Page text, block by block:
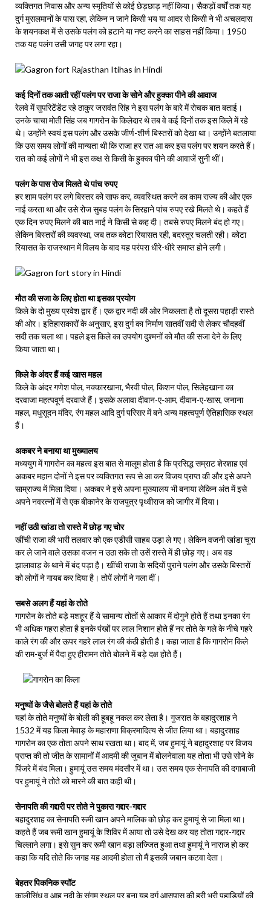
व्यक्तिगत निवास और अन्य स्मृतियों से कोई छेड़छाड़ नहीं किया। सैकड़ों वर्षों तक यह
दुर्ग मुसलमानों के पास रहा, लेकिन न जाने किसी भय या आदर से किसी ने भी अचलदास
के शयनकक्ष में से उसके पलंग को हटाने या नष्ट करने का साहस नहीं किया। 1950
तक यह पलंग उसी जगह पर लगा रहा।
कई दिनों तक आती रहीं पलंग पर राजा के सोने और हुक्का पीने की आवाज
रेलवे में सुपरिटेंडेंट रहे ठाकुर जसवंत सिंह ने इस पलंग के बारे में रोचक बात बताई।
उनके चाचा मोती सिंह जब गागरोन के किलेदार थे तब वे कई दिनों तक इस किले में रहे
थे। उन्होंने स्वयं इस पलंग और उसके जीर्ण-शीर्ण बिस्तरों को देखा था। उन्होंने बतलाया
कि उस समय लोगों की मान्यता थी कि राजा हर रात आ कर इस पलंग पर शयन करते हैं।
रात को कई लोगों ने भी इस कक्ष से किसी के हुक्का पीने की आवाजें सुनी थीं।
पलंग के पास रोज मिलते थे पांच रुपए
हर शाम पलंग पर लगे बिस्तर को साफ कर, व्यवस्थित करने का काम राज्य की ओर एक
नाई करता था और उसे रोज सुबह पलंग के सिरहाने पांच रुपए रखे मिलते थे। कहते हैं
एक दिन रुपए मिलने की बात नाई ने किसी से कह दी। तबसे रुपए मिलने बंद हो गए।
लेकिन बिस्तरों की व्यवस्था, जब तक कोटा रियासत रही, बदस्तूर चलती रही। कोटा
रियासत के राजस्थान में विलय के बाद यह परंपरा धीरे-धीरे समाप्त होने लगी।
मौत की सजा के लिए होता था इसका प्रयोग
किले के दो मुख्य प्रवेश द्वार हैं। एक द्वार नदी की ओर निकलता है तो दूसरा पहाड़ी रास्ते
की ओर। इतिहासकारों के अनुसार, इस दुर्ग का निर्माण सातवीं सदी से लेकर चौदहवीं
सदी तक चला था। पहले इस किले का उपयोग दुश्मनों को मौत की सजा देने के लिए
किया जाता था।
किले के अंदर हैं कई खास महल
किले के अंदर गणेश पोल, नक्कारखाना, भैरवी पोल, किशन पोल, सिलेहखाना का
दरवाजा महत्पवूर्ण दरवाजे हैं। इसके अलावा दीवान-ए-आम, दीवान-ए-खास, जनाना
महल, मधुसूदन मंदिर, रंग महल आदि दुर्ग परिसर में बने अन्य महत्वपूर्ण ऐतिहासिक स्थल
हैं।
अकबर ने बनाया था मुख्यालय
मध्ययुग में गागरोन का महत्व इस बात से मालूम होता है कि प्रसिद्ध सम्राट शेरशाह एवं
अकबर महान दोनों ने इस पर व्यक्तिगत रूप से आ कर विजय प्राप्त की और इसे अपने
साम्राज्य में मिला दिया। अकबर ने इसे अपना मुख्यालय भी बनाया लेकिन अंत में इसे
अपने नवरत्नों में से एक बीकानेर के राजपुत्र पृथ्वीराज को जागीर में दिया।
नहीं उठी खांडा तो रास्ते में छोड़ गए चोर
खींची राजा की भारी तलवार को एक एडीसी साहब उड़ा ले गए। लेकिन वजनी खांडा चुरा
कर ले जाने वाले उसका वजन न उठा सके तो उसें रास्ते में ही छोड़ गए। अब वह
झालावाड़ के थाने में बंद पड़ा है। खींची राजा के सदियों पुराने पलंग और उसके बिस्तरों
को लोगों ने गायब कर दिया है। तोपें लोगों ने गला दीं।
सबसे अलग हैं यहां के तोते
गागरोन के तोते बड़े मशहूर हैं ये सामान्य तोतों से आकार में दोगुने होते हैं तथा इनका रंग
भी अधिक गहरा होता है इनके पंखों पर लाल निशान होते हैं नर तोते के गले के नीचे गहरे
काले रंग की और ऊपर गहरे लाल रंग की कंठी होती है। कहा जाता है कि गागरोन किले
की राम-बुर्ज में पैदा हुए हीरामन तोते बोलने में बड़े दक्ष होते हैं।
मनुष्यों के जैसे बोलते हैं यहां के तोते
यहां के तोते मनुष्यों के बोली की हूबहू नकल कर लेता है। गुजरात के बहादुरशाह ने
1532 में यह किला मेवाड़ के महाराणा विक्रमादित्य से जीत लिया था। बहादुरशाह
गागरोन का एक तोता अपने साथ रखता था। बाद में, जब हुमायूं ने बहादुरशाह पर विजय
प्राप्त की तो जीत के सामानों में आदमी की जुबान में बोलनेवाला यह तोता भी उसे सोने के
पिंजरे में बंद मिला। हुमायूं उस समय मंदसौर में था। उस समय एक सेनापति की दगाबाजी
पर हुमायूं ने तोते को मारने की बात कही थी।
सेनापति की गद्दारी पर तोते ने पुकारा गद्दार-गद्दार
बहादुरशाह का सेनापति रूमी खान अपने मालिक को छोड़ कर हुमायूं से जा मिला था।
कहते हैं जब रूमी खान हुमायूं के शिविर में आया तो उसे देख कर यह तोता गद्दार-गद्दार
चिल्लाने लगा। इसे सुन कर रूमी खान बड़ा लज्जित हुआ तथा हुमायूं ने नाराज हो कर
कहा कि यदि तोते कि जगह यह आदमी होता तो मैं इसकी जबान कटवा देता।
बेहतर पिकनिक स्पॉट
कालीसिंध व आहू नदी के संगम स्थल पर बना यह दुर्ग आसपास की हरी भरी पहाडिय़ों की